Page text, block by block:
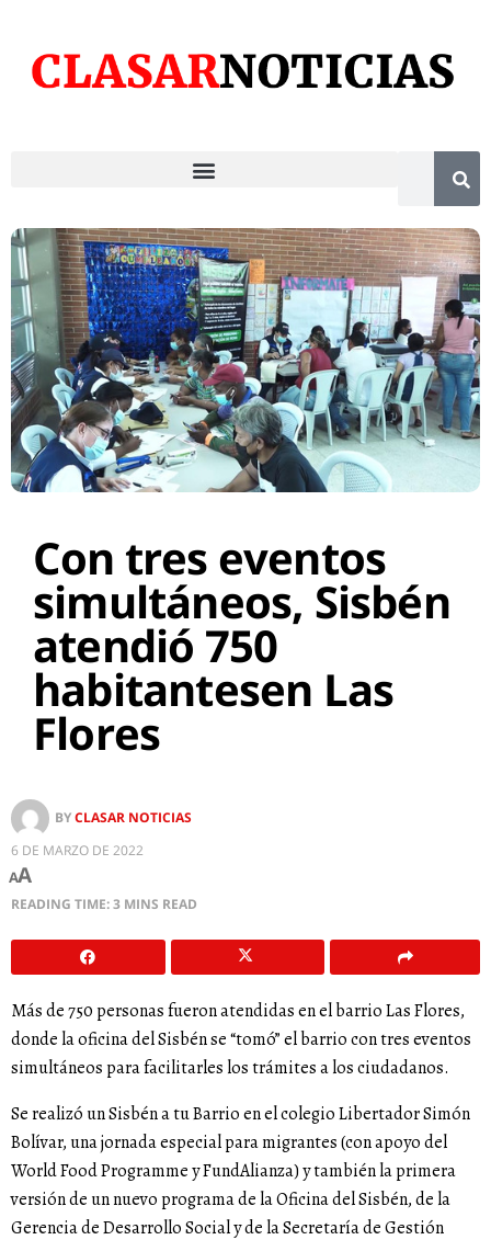
Con tres eventos
simultáneos, Sisbén
atendió 750
habitantesen Las
Flores
BYCLASAR NOTICIAS
6 DE MARZO DE 2022
AA
READING TIME: 3 MINS READ
Más de 750 personas fueron atendidas en el barrio Las Flores,
donde la oficina del Sisbén se “tomó” el barrio con tres eventos
simultáneos para facilitarles los trámites a los ciudadanos.
Se realizó un Sisbén a tu Barrio en el colegio Libertador Simón
Bolívar, una jornada especial para migrantes (con apoyo del
World Food Programme y FundAlianza) y también la primera
versión de un nuevo programa de la Oficina del Sisbén, de la
Gerencia de Desarrollo Social y de la Secretaría de Gestión